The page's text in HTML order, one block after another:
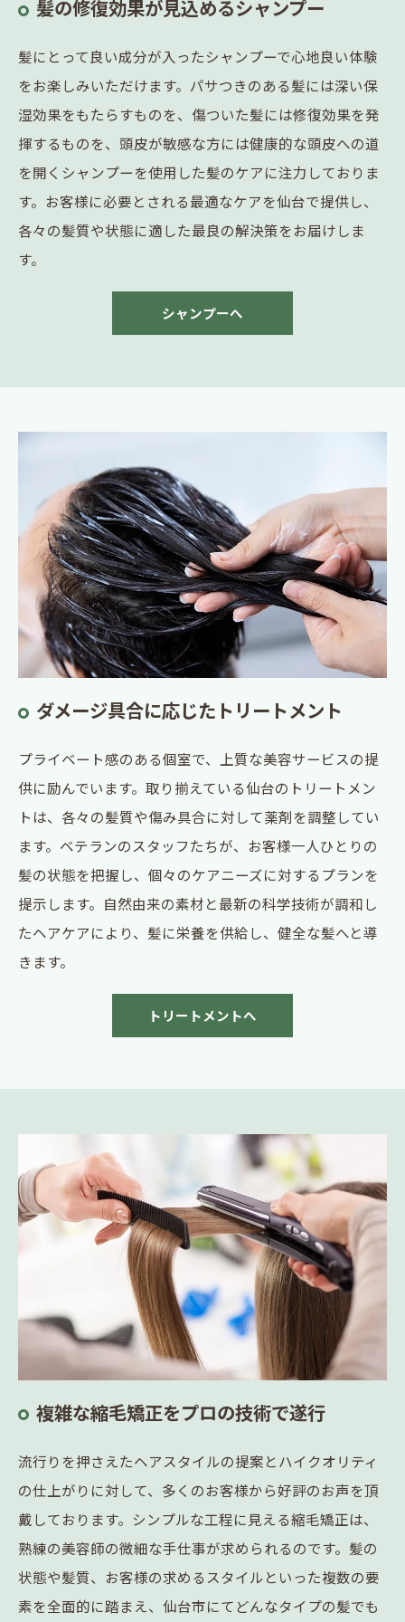
髪の修復効果が見込めるシャンプー
髪にとって良い成分が入ったシャンプーで心地良い体験
をお楽しみいただけます。パサつきのある髪には深い保
湿効果をもたらすものを、傷ついた髪には修復効果を発
揮するものを、頭皮が敏感な方には健康的な頭皮への道
を開くシャンプーを使用した髪のケアに注力しておりま
す。お客様に必要とされる最適なケアを仙台で提供し、
各々の髪質や状態に適した最良の解決策をお届けしま
す。
シャンプーへ
ダメージ具合に応じたトリートメント
プライベート感のある個室で、上質な美容サービスの提
供に励んでいます。取り揃えている仙台のトリートメン
トは、各々の髪質や傷み具合に対して薬剤を調整してい
ます。ベテランのスタッフたちが、お客様一人ひとりの
髪の状態を把握し、個々のケアニーズに対するプランを
提示します。自然由来の素材と最新の科学技術が調和し
たヘアケアにより、髪に栄養を供給し、健全な髪へと導
きます。
トリートメントへ
複雑な縮毛矯正をプロの技術で遂行
流行りを押さえたヘアスタイルの提案とハイクオリティ
の仕上がりに対して、多くのお客様から好評のお声を頂
戴しております。シンプルな工程に見える縮毛矯正は、
熟練の美容師の微細な手仕事が求められるのです。髪の
状態や髪質、お客様の求めるスタイルといった複数の要
素を全面的に踏まえ、仙台市にてどんなタイプの髪でも